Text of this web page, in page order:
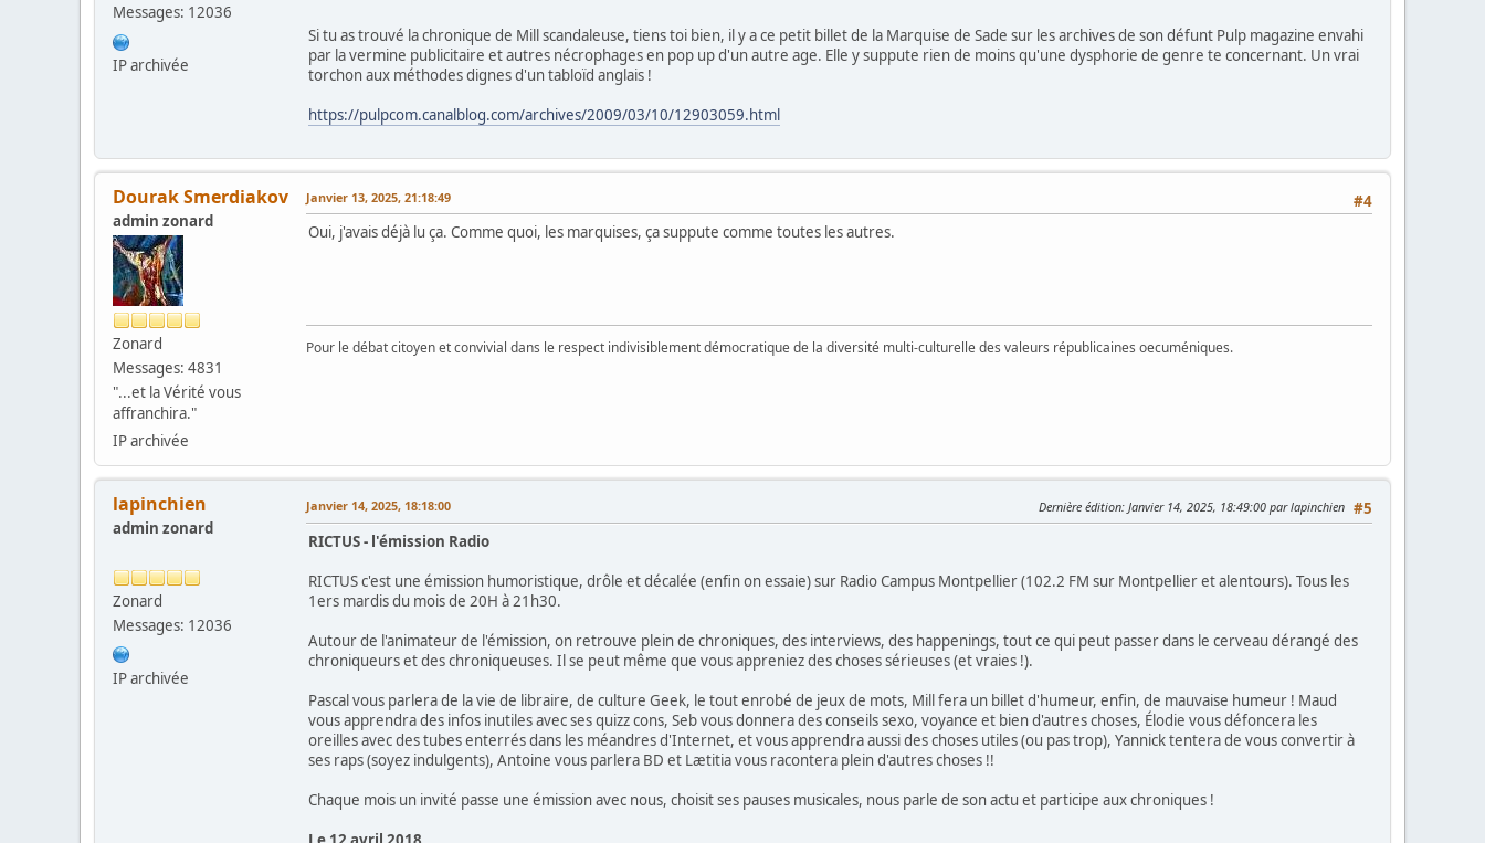
Messages: 12036
IP archivée
Si tu as trouvé la chronique de Mill scandaleuse, tiens toi bien, il y a ce petit billet de la Marquise de Sade sur les archives de son défunt Pulp magazine envahi
par la vermine publicitaire et autres nécrophages en pop up d'un autre age. Elle y suppute rien de moins qu'une dysphorie de genre te concernant. Un vrai
torchon aux méthodes dignes d'un tabloïd anglais !
https://pulpcom.canalblog.com/archives/2009/03/10/12903059.html
Dourak Smerdiakov
admin zonard
Zonard
Messages: 4831
"...et la Vérité vous
affranchira."
IP archivée
#4
Janvier 13, 2025, 21:18:49
Oui, j'avais déjà lu ça. Comme quoi, les marquises, ça suppute comme toutes les autres.
Pour le débat citoyen et convivial dans le respect indivisiblement démocratique de la diversité multi-culturelle des valeurs républicaines oecuméniques.
lapinchien
admin zonard
Zonard
Messages: 12036
IP archivée
#5
Janvier 14, 2025, 18:18:00 Dernière édition: Janvier 14, 2025, 18:49:00 par lapinchien
RICTUS - l'émission Radio
RICTUS c'est une émission humoristique, drôle et décalée (enfin on essaie) sur Radio Campus Montpellier (102.2 FM sur Montpellier et alentours). Tous les
1ers mardis du mois de 20H à 21h30.
Autour de l'animateur de l'émission, on retrouve plein de chroniques, des interviews, des happenings, tout ce qui peut passer dans le cerveau dérangé des
chroniqueurs et des chroniqueuses. Il se peut même que vous appreniez des choses sérieuses (et vraies !).
Pascal vous parlera de la vie de libraire, de culture Geek, le tout enrobé de jeux de mots, Mill fera un billet d'humeur, enfin, de mauvaise humeur ! Maud
vous apprendra des infos inutiles avec ses quizz cons, Seb vous donnera des conseils sexo, voyance et bien d'autres choses, Élodie vous défoncera les
oreilles avec des tubes enterrés dans les méandres d'Internet, et vous apprendra aussi des choses utiles (ou pas trop), Yannick tentera de vous convertir à
ses raps (soyez indulgents), Antoine vous parlera BD et Lætitia vous racontera plein d'autres choses !!
Chaque mois un invité passe une émission avec nous, choisit ses pauses musicales, nous parle de son actu et participe aux chroniques !